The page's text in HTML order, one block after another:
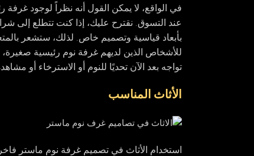
في الواقع، لا يمكن القول أنه نظراً لوجود غرفة
عند التسوق. نقترح عليك، إذا كنت تتطلع إلى
بأبعاد قياسية وتصميم خاص. لذلك، ستشعر
للأشخاص الذين لديهم غرفة نوم رئيسية صغيرة،
تواجه بعد الآن تحديًا للنوم أو الاسترخاء أو
الأثاث المناسب
استخدام الأثاث في تصميم غرفة نوم ماستر